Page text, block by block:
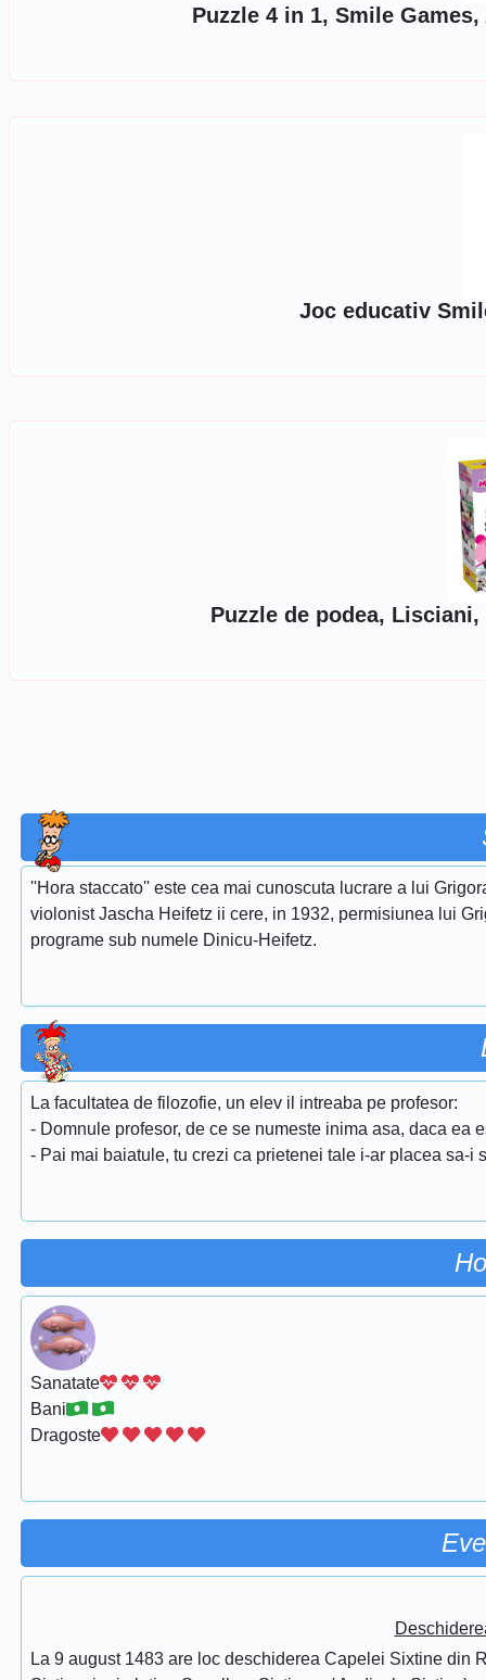
Puzzle 4 in 1, Smile
Joc educativ
Puzzle de podea,
''Hora staccato'' este cea mai cunoscuta lucrare a lui
violonist Jascha Heifetz ii cere, in 1932, permisiunea lui
programe sub numele Dinicu-Heifetz.
La facultatea de filozofie, un elev il intreaba pe profesor:
- Domnule profesor, de ce se numeste inima asa, daca ea
- Pai mai baiatule, tu crezi ca prietenei tale i-ar placea sa-i
Sanatate
Bani
Dragoste
La 9 august 1483 are loc deschiderea Capelei Sixtine